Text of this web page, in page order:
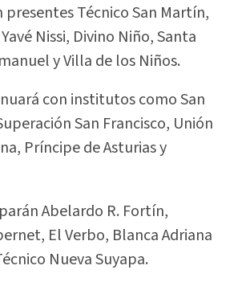
presentes Técnico San Martín,
Nissi, Divino Niño, Santa
y Villa de los Niños.
con institutos como San
San Francisco, Unión
Príncipe de Asturias y
Abelardo R. Fortín,
El Verbo, Blanca Adriana
Nueva Suyapa.